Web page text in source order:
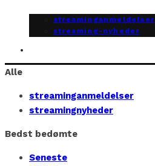
streaminganmeldelser
streaming-nyheder
Alle
streaminganmeldelser
streamingnyheder
Bedst bedømte
Seneste